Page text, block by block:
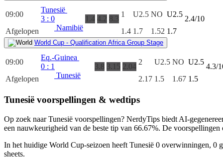
09:00
Afgelopen
Tunesië
3 : 0
Namibië
1.4 4.2 8.3
1
1.4
U2.5
1.7
NO
1.52
U2.5
1.7
2.4/10
World Cup - Qualification Africa Group Stage
09:00
Afgelopen
Eq.-Guinea
0 : 1
Tunesië
3.8 3.15 2.04
2
2.17
U2.5
1.5
NO
1.67
U2.5
1.5
4.3/
Tunesië voorspellingen & wedtips
Op zoek naarTunesië voorspellingen? NerdyTips biedt AI-
een nauwkeurigheid van de beste tip van 66.67%. De voorspellingen
In het huidige World Cup-seizoen heeft Tunesië 0 overwinningen, 0
sheets.